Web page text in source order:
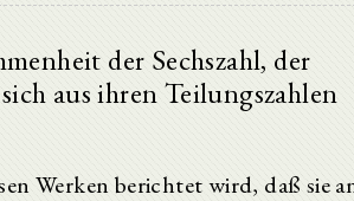
der Sechszahl, der
aus ihren Teilungszahlen
Werken berichtet wird, daß sie